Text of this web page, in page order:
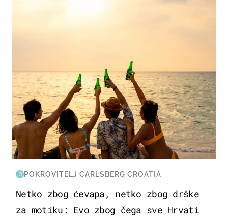
POKROVITELJ CARLSBERG CROATIA
Netko zbog ćevapa, netko zbog drške
za motiku: Evo zbog čega sve Hrvati